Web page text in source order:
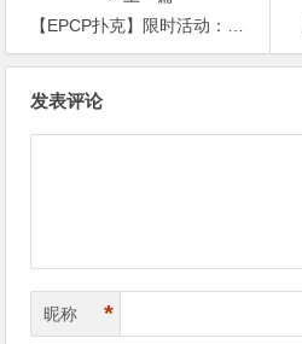
【EPCP扑克】限时活动：12月现金大放送嗨爆狂撒1,000万美金
发表评论
昵称 *